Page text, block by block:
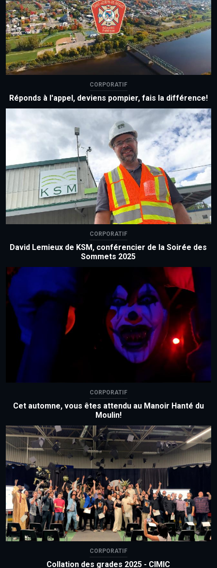
CORPORATIF
Réponds à l'appel, deviens pompier, fais la différence!
CORPORATIF
David Lemieux de KSM, conférencier de la Soirée des
Sommets 2025
CORPORATIF
Cet automne, vous êtes attendu au Manoir Hanté du
Moulin!
CORPORATIF
Collation des grades 2025 - CIMIC